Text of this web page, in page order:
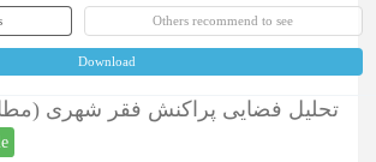
Others recommend to see
Download
تحلیل فضایی پراکنش فقر شهری